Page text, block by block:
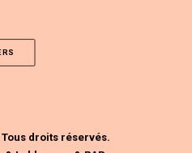
droits réservés.